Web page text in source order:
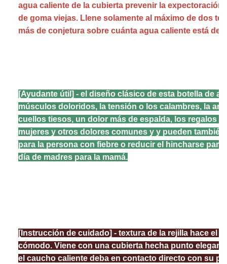
agua caliente de la cubierta prevenir la
de goma viejas. Llene solamente al máximo de dos
más de conjetura sobre cuánta agua caliente está
[Ayudante útil] - el diseño clásico de esta botella de
músculos doloridos, la tensión o los calambres, la
cuellos tiesos, un dolor más de espalda, los regalos
mujeres y otros dolores comunes y y pueden
para la persona con fiebre o reducir el hincharse
día de madres para la mamá.
[Instrucción de cuidado] - textura de la rejilla hace el
cómodo. Viene con una cubierta hecha punto
el caucho caliente deba en contacto directo con su